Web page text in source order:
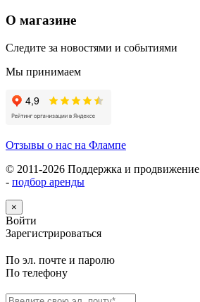
О магазине
Следите за новостями и событиями
Мы принимаем
Отзывы о нас на Флампе
© 2011-2026 Поддержка и продвижение
- подбор аренды
×
Войти
Зарегистрироваться
По эл. почте и паролю
По телефону